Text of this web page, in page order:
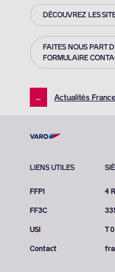
DÉCOUVREZ LES
FAITES NOUS PART
FORMULAIRE
← Actualités France
LIENS UTILES
FFPI
FF3C
USI
Contact
4
T